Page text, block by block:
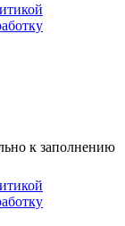
к заполнению